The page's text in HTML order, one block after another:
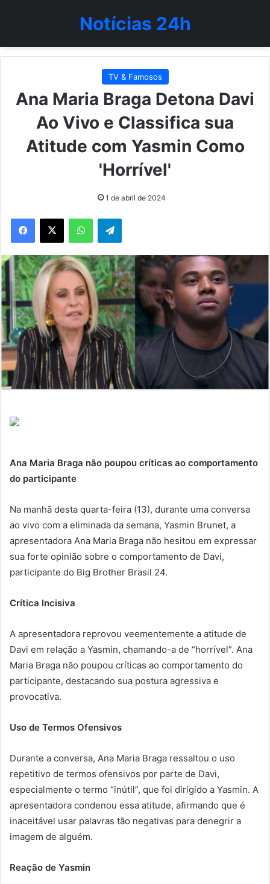
Notícias 24h
TV & Famosos
Ana Maria Braga Detona Davi
Ao Vivo e Classifica sua
Atitude com Yasmin Como
'Horrível'
1 de abril de 2024
WhatsAppTelegram
Ana Maria Braga não poupou críticas ao comportamento
do participante
Na manhã desta quarta-feira (13), durante uma conversa
ao vivo com a eliminada da semana, Yasmin Brunet, a
apresentadora Ana Maria Braga não hesitou em expressar
sua forte opinião sobre o comportamento de Davi,
participante do Big Brother Brasil 24.
Crítica Incisiva
A apresentadora reprovou veementemente a atitude de
Davi em relação a Yasmin, chamando-a de “horrível”. Ana
Maria Braga não poupou críticas ao comportamento do
participante, destacando sua postura agressiva e
provocativa.
Uso de Termos Ofensivos
Durante a conversa, Ana Maria Braga ressaltou o uso
repetitivo de termos ofensivos por parte de Davi,
especialmente o termo “inútil”, que foi dirigido a Yasmin. A
apresentadora condenou essa atitude, afirmando que é
inaceitável usar palavras tão negativas para denegrir a
imagem de alguém.
Reação de Yasmin